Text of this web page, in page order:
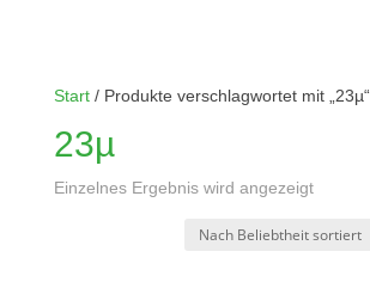
Start/ Produkte verschlagwortet mit „23µ“
23µ
Einzelnes Ergebnis wird angezeigt